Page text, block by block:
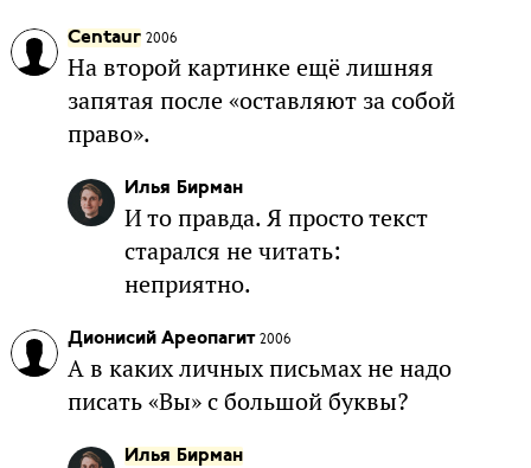
Centaur 2006
На второй картинке ещё лишняя
запятая после «оставляют за собой
право».
Илья Бирман
И то правда. Я просто текст
старался не читать:
неприятно.
Дионисий Ареопагит 2006
А в каких личных письмах не надо
писать «Вы» с большой буквы?
Илья Бирман